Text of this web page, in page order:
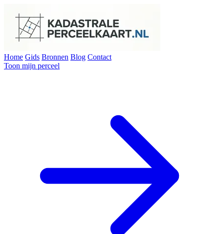
Home Gids Bronnen Blog Contact
Toon mijn perceel